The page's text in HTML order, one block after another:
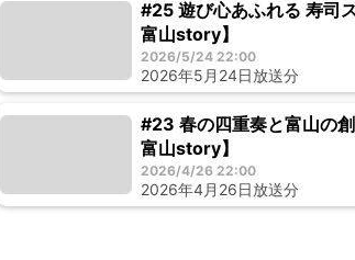
#25 遊び心あふれる 寿司
富山story】
2026/5/24 22:00
2026年5月24日放送分
#23 春の四重奏と富山の
富山story】
2026/4/26 22:00
2026年4月26日放送分